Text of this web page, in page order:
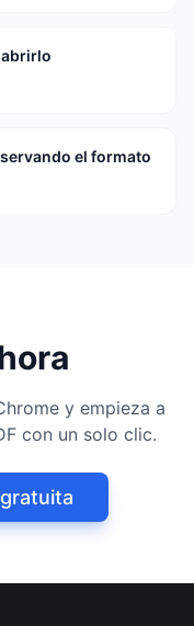
abrirlo
el formato
y empieza a
con un solo clic.